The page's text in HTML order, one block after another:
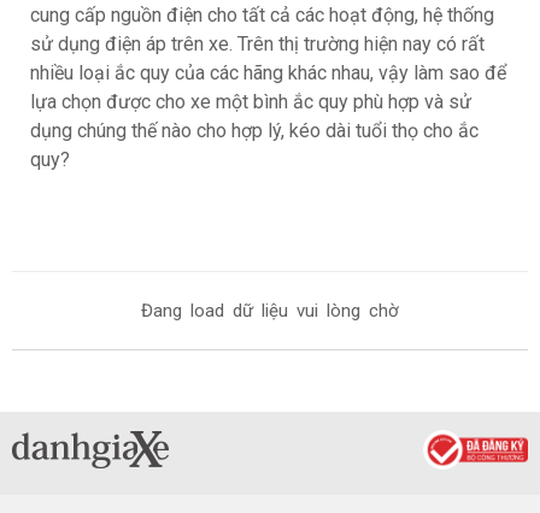
cung cấp nguồn điện cho tất cả các hoạt động, hệ thống
sử dụng điện áp trên xe. Trên thị trường hiện nay có rất
nhiều loại ắc quy của các hãng khác nhau, vậy làm sao để
lựa chọn được cho xe một bình ắc quy phù hợp và sử
dụng chúng thế nào cho hợp lý, kéo dài tuổi thọ cho ắc
quy?
Đang load dữ liệu vui lòng chờ